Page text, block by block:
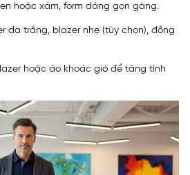
hoặc xám, form dáng gọn gàng.
da trắng, blazer nhẹ (tùy chọn), đồng
hoặc áo khoác gió để tăng tính